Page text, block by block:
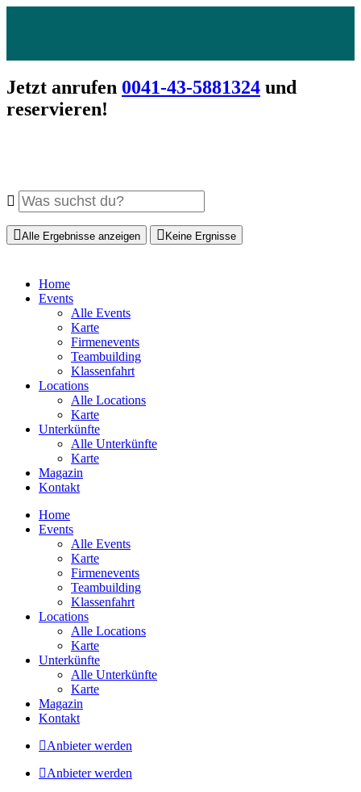
Jetzt anrufen 0041-43-5881324 und
reservieren!
Alle Ergebnisse anzeigen Keine Ergnisse
Home
Events
Alle Events
Karte
Firmenevents
Teambuilding
Klassenfahrt
Locations
Alle Locations
Karte
Unterkünfte
Alle Unterkünfte
Karte
Magazin
Kontakt
Home
Events
Alle Events
Karte
Firmenevents
Teambuilding
Klassenfahrt
Locations
Alle Locations
Karte
Unterkünfte
Alle Unterkünfte
Karte
Magazin
Kontakt
Anbieter werden
Anbieter werden